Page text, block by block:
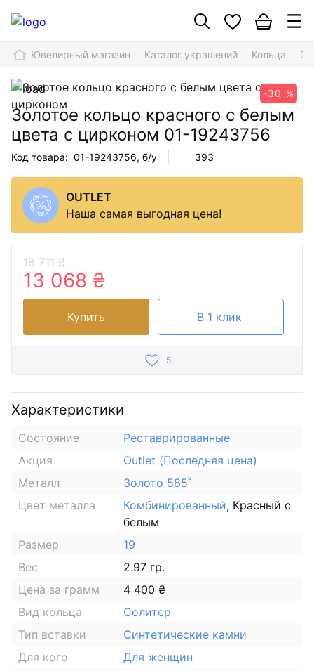
Ювелирный магазин Каталог украшений Кольца
-30 %
Золотое кольцо красного с белым
цвета с цирконом 01-19243756
Код товара: 01-19243756, б/у 393
OUTLET
Наша самая выгодная цена!
18 711 ₴
13 068 ₴
Купить В 1 клик
5
Характеристики
Состояние
Реставрированные
Акция
Outlet (Последняя цена)
Металл
Золото 585˚
Цвет металла
Комбинированный, Красный с
белым
Размер
19
Вес
2.97 гр.
Цена за грамм
4 400 ₴
Вид кольца
Солитер
Тип вставки
Синтетические камни
Для кого
Для женщин